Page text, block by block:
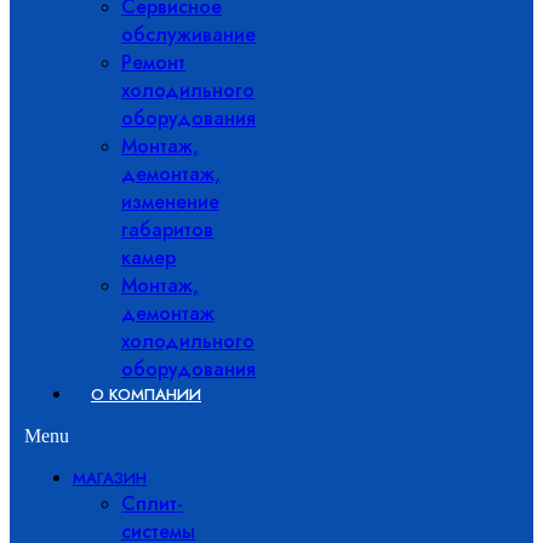
Сервисное
обслуживание
Ремонт
холодильного
оборудования
Монтаж,
демонтаж,
изменение
габаритов
камер
Монтаж,
демонтаж
холодильного
оборудования
О КОМПАНИИ
Menu
МАГАЗИН
Сплит-
системы